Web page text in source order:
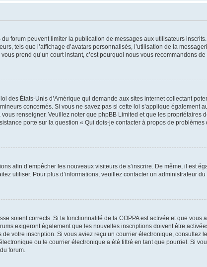
forum peuvent limiter la publication de messages aux utilisateurs
tels que l’affichage d’avatars personnalisés, l’utilisation de la
prend qu’un court instant, c’est pourquoi nous vous recommandons de
des États-Unis d’Amérique qui demande aux sites internet collectant
concernés. Si vous ne savez pas si cette loi s’applique également
renseigner. Veuillez noter que phpBB Limited et que les propriétaires
porte sur la question « Qui dois-je contacter à propos de problèmes
afin d’empêcher les nouveaux visiteurs de s’inscrire. De même, il est
utiliser. Pour plus d’informations, veuillez contacter un administrateur du
soient corrects. Si la fonctionnalité de la COPPA est activée et que vous
exigeront également que les nouvelles inscriptions doivent être
votre inscription. Si vous aviez reçu un courrier électronique, consultez
ou le courrier électronique a été filtré en tant que pourriel. Si
forum.